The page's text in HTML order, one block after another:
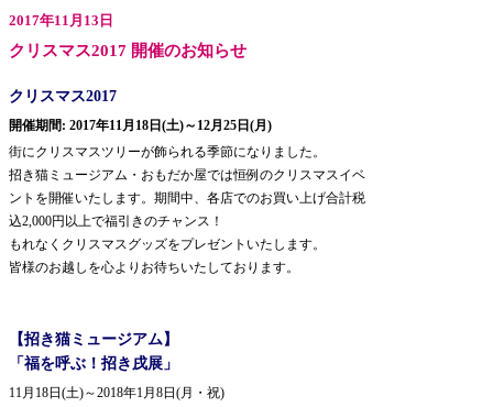
2017年11月13日
クリスマス2017 開催のお知らせ
クリスマス2017
開催期間: 2017年11月18日(土)～12月25日(月)
街にクリスマスツリーが飾られる季節になりました。
招き猫ミュージアム・おもだか屋では恒例のクリスマスイベ
ントを開催いたします。期間中、各店でのお買い上げ合計税
込2,000円以上で福引きのチャンス！
もれなくクリスマスグッズをプレゼントいたします。
皆様のお越しを心よりお待ちいたしております。
【招き猫ミュージアム】
「福を呼ぶ！招き戌展」
11月18日(土)～2018年1月8日(月・祝)